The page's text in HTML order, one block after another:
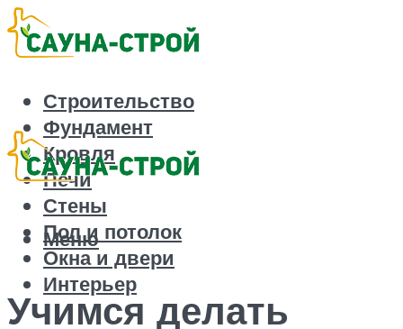
Строительство
Фундамент
Кровля
Печи
Стены
Пол и потолок
Окна и двери
Интерьер
Меню
Учимся делать